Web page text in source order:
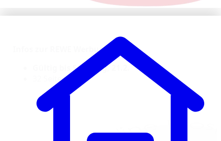
Infos zur REWE Werbung KW 8:
Gültig bis Samstag, 21.2.
32 Seiten